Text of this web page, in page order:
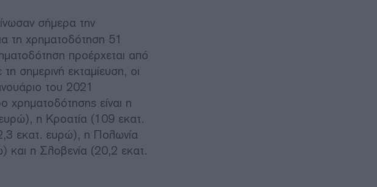
σήμερα την
τη χρηματοδότηση 51
προέρχεται από
σημερινή εκταμίευση, οι
του 2021
είναι η
η Κροατία (109 εκατ.
εκατ. ευρώ), η Πολωνία
η Σλοβενία (20,2 εκατ.